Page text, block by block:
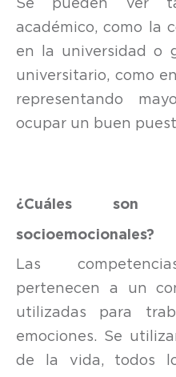
Se pueden ver
académico, como la
en la universidad o
universitario, como
representando
ocupar un buen
¿Cuáles son
socioemocionales?
Las
pertenecen a un
utilizadas para
emociones. Se
de la vida, todos